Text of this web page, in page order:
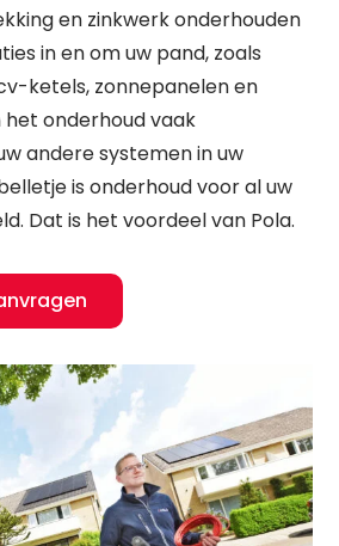
en zinkwerk onderhouden
in en om uw pand, zoals
ketels, zonnepanelen en
het onderhoud vaak
andere systemen in uw
is onderhoud voor al uw
Dat is het voordeel van Pola.